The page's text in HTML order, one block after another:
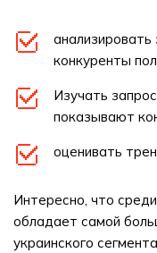
конкуренты
Изучать
показывают
оценивать
Интересно, что
обладает самой
украинского